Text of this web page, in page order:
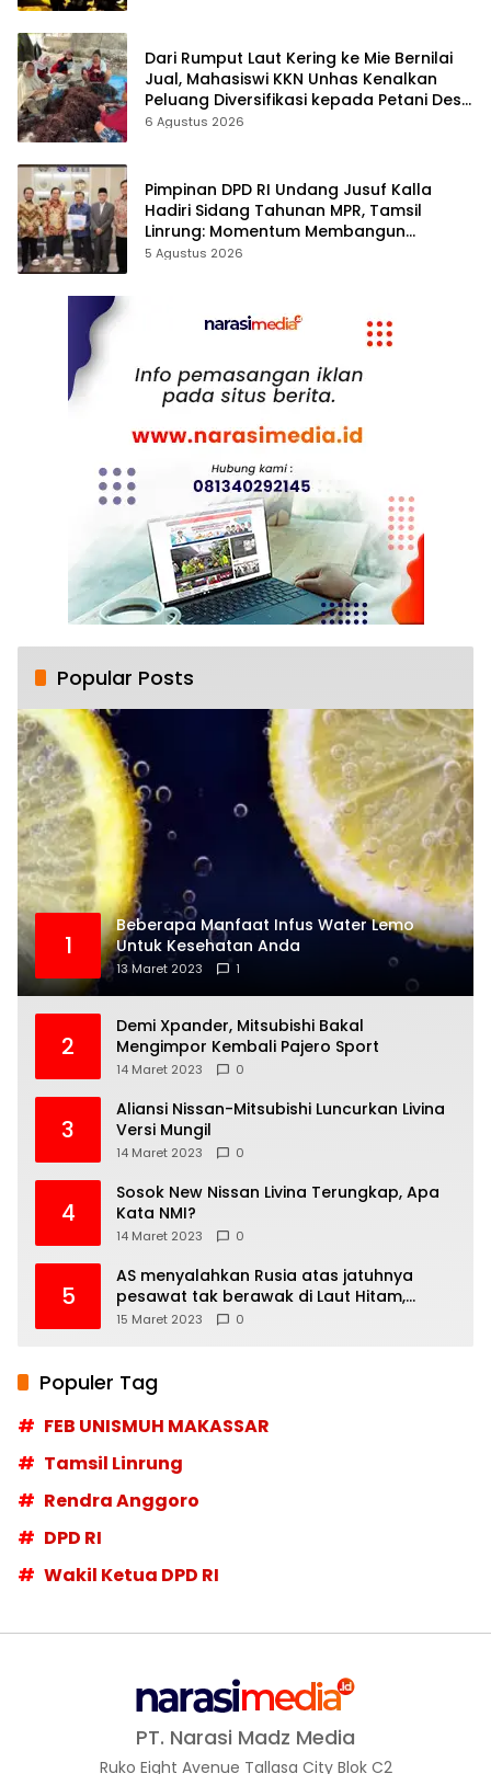
Dari Rumput Laut Kering ke Mie Bernilai
Jual, Mahasiswi KKN Unhas Kenalkan
Peluang Diversifikasi kepada Petani Desa
Baruga
6 Agustus 2026
Pimpinan DPD RI Undang Jusuf Kalla
Hadiri Sidang Tahunan MPR, Tamsil
Linrung: Momentum Membangun
Solidaritas Kepemimpinan Bangsa
5 Agustus 2026
Popular Posts
1
Beberapa Manfaat Infus Water Lemo
Untuk Kesehatan Anda
13 Maret 2023 1
2
Demi Xpander, Mitsubishi Bakal
Mengimpor Kembali Pajero Sport
14 Maret 2023 0
3
Aliansi Nissan-Mitsubishi Luncurkan Livina
Versi Mungil
14 Maret 2023 0
4
Sosok New Nissan Livina Terungkap, Apa
Kata NMI?
14 Maret 2023 0
5
AS menyalahkan Rusia atas jatuhnya
pesawat tak berawak di Laut Hitam,
Moskow menyangkal
15 Maret 2023 0
Populer Tag
FEB UNISMUH MAKASSAR
Tamsil Linrung
Rendra Anggoro
DPD RI
Wakil Ketua DPD RI
PT. Narasi Madz Media
Ruko Eight Avenue Tallasa City Blok C2